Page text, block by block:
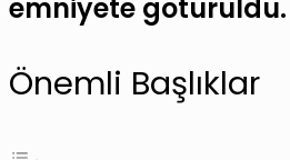
emniyete götürüldü.
Önemli Başlıklar